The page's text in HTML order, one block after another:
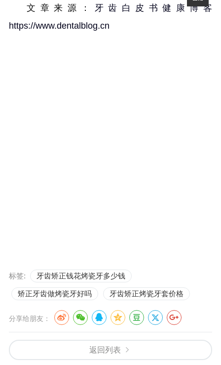
文章来源： 牙齿白皮书健康博客
https://www.dentalblog.cn
标签: 牙齿矫正钱花烤瓷牙多少钱
矫正牙齿做烤瓷牙好吗 牙齿矫正烤瓷牙套价格
分享给朋友：
返回列表